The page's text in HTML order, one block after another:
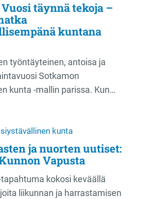
Vuosi täynnä tekoja –
kuntana
työntäyteinen, antoisa ja
Sotkamon
kunta -mallin parissa. Kun…
kunta
ja nuorten uutiset:
Vapusta
kokosi keväällä
liikunnan ja harrastamisen